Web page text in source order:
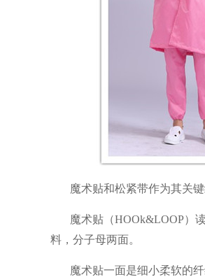
魔术贴和松紧带作为其关
魔术贴（HOOk&LOOP）
料，分子母两面。
魔术贴一面是细小柔软的